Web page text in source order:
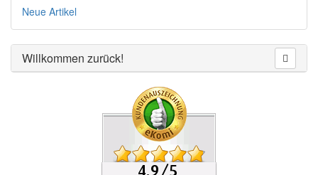
Neue Artikel
Willkommen zurück!